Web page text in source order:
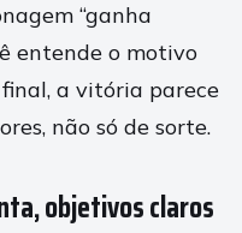
“ganha
entende o motivo
a vitória parece
não só de sorte.
objetivos claros